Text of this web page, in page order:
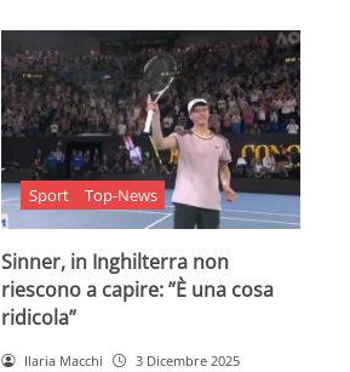
Sport Top-News
Sinner, in Inghilterra non
riescono a capire: ”È una cosa
ridicola”
Ilaria Macchi 3 Dicembre 2025